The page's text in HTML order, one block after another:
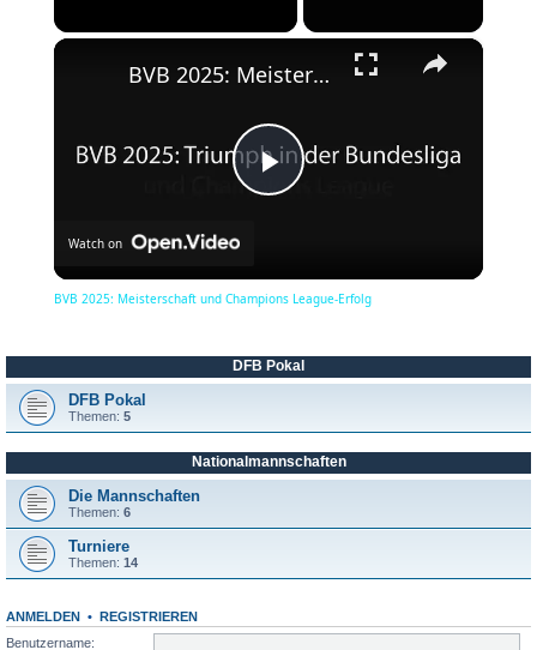
×
P
V
d
BVB 2025: Meisterschaft und Champions League-Erfolg
Watch on
BVB 2025: Meisterschaft und Champions League-Erfolg
DFB Pokal
DFB Pokal
Themen: 5
Nationalmannschaften
Die Mannschaften
Themen: 6
Turniere
Themen: 14
ANMELDEN •
REGISTRIEREN
Benutzername: